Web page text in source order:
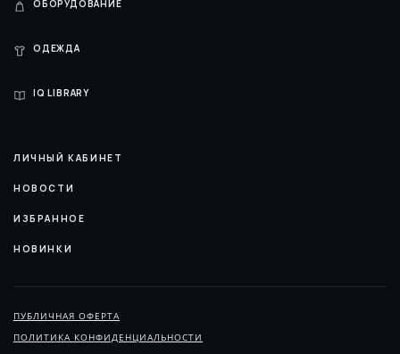
ОБОРУДОВАНИЕ
ОДЕЖДА
IQ LIBRARY
ЛИЧНЫЙ КАБИНЕТ
НОВОСТИ
ИЗБРАННОЕ
НОВИНКИ
ПУБЛИЧНАЯ ОФЕРТА
ПОЛИТИКА КОНФИДЕНЦИАЛЬНОСТИ